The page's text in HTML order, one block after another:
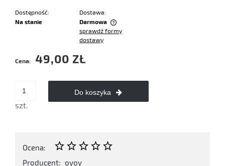
Dostępność:
Na stanie
Dostawa:
Darmowa
Cena nie zawiera ewentualnych kosztów płatności
sprawdź formy
dostawy
Cena: 49,00 ZŁ
szt.
Do koszyka
Ocena:
Producent: oyoy